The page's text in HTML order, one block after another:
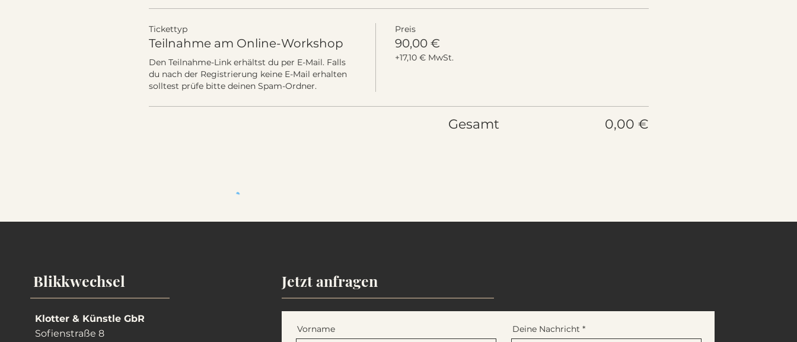
Tickettyp
Teilnahme am Online-Workshop
Den Teilnahme-Link erhältst du per E-Mail. Falls
du nach der Registrierung keine E-Mail erhalten
solltest prüfe bitte deinen Spam-Ordner.
Preis
90,00 €
+17,10 € MwSt.
Gesamt 0,00 €
Blikkwechsel
Klotter & Künstle GbR
Sofienstraße 8
Jetzt anfragen
Vorname Deine Nachricht